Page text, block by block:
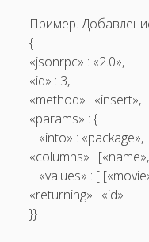
Пример.
{
«jsonrpc» : «2.0»,
«id» : 3,
«method» : «insert»,
«params» : {
«into» : «package»,
«columns» :
«values» : [
«returning» : «id»
}}